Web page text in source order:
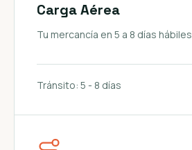
Carga Aérea
Tu mercancía en 5 a 8 días hábiles
Tránsito: 5 - 8 días